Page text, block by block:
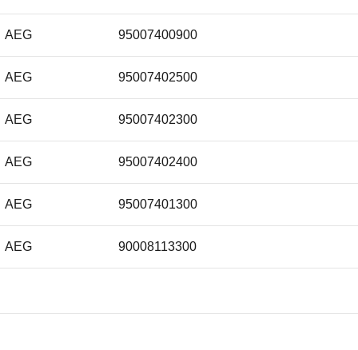
AEG 95007400900
AEG 95007402500
AEG 95007402300
AEG 95007402400
AEG 95007401300
AEG 90008113300